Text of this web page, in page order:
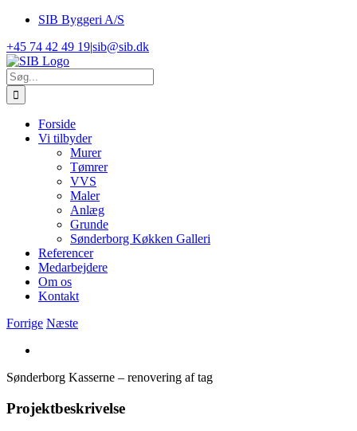
Skip
content
SIB Byggeri A/S
+45 74 42 49 19|sib@sib.dk
Søg
efter:
Forside
Vi tilbyder
Murer
Tømrer
VVS
Maler
Anlæg
Grunde
Sønderborg Køkken Galleri
Referencer
Medarbejdere
Om os
Kontakt
Forrige Næste
Image
Sønderborg Kasserne – renovering af tag
Projektbeskrivelse